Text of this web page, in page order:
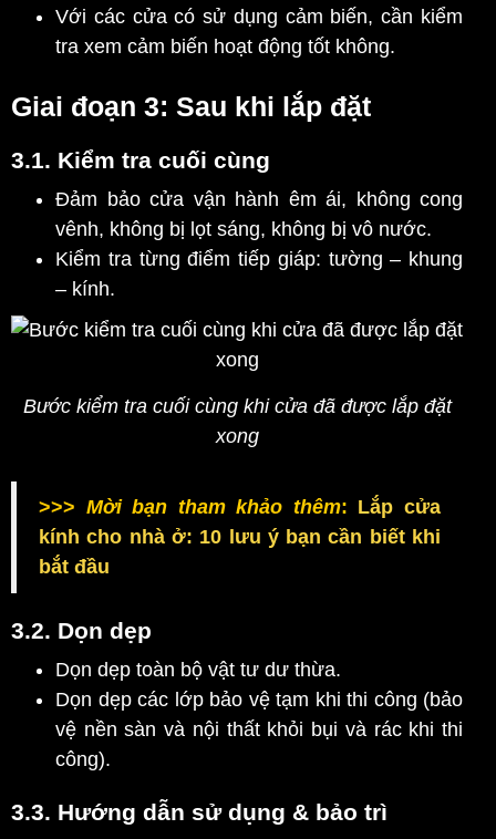
Với các cửa có sử dụng cảm biến, cần kiểm
tra xem cảm biến hoạt động tốt không.
Giai đoạn 3: Sau khi lắp đặt
3.1. Kiểm tra cuối cùng
Đảm bảo cửa vận hành êm ái, không cong
vênh, không bị lọt sáng, không bị vô nước.
Kiểm tra từng điểm tiếp giáp: tường – khung
– kính.
Bước kiểm tra cuối cùng khi cửa đã được lắp đặt
xong
>>> Mời bạn tham khảo thêm: Lắp cửa
kính cho nhà ở: 10 lưu ý bạn cần biết khi
bắt đầu
3.2. Dọn dẹp
Dọn dẹp toàn bộ vật tư dư thừa.
Dọn dẹp các lớp bảo vệ tạm khi thi công (bảo
vệ nền sàn và nội thất khỏi bụi và rác khi thi
công).
3.3. Hướng dẫn sử dụng & bảo trì